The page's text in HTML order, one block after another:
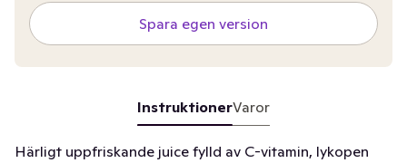
Spara egen version
InstruktionerVaror
Härligt uppfriskande juice fylld av C-vitamin, lykopen